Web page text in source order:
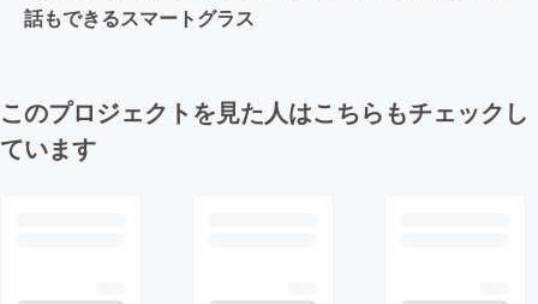
話もできるスマートグラス
このプロジェクトを見た人はこちらもチェックし
ています